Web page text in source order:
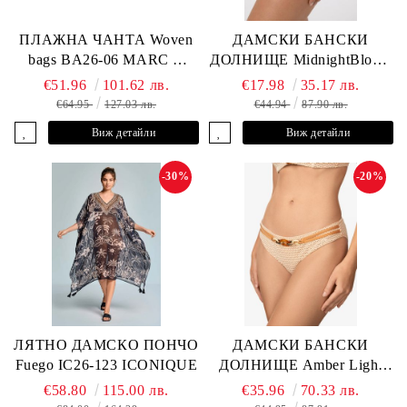
ПЛАЖНА ЧАНТА Woven
bags BA26-06 MARC &
ANDRE
€51.96 101.62 лв.
€64.95 127.03 лв.
Виж детайли
ДАМСКИ БАНСКИ
ДОЛНИЩЕ MidnightBloom
L2505-Z-MCR MARC &
ANDRE
€17.98 35.17 лв.
€44.94 87.90 лв.
Виж детайли
ЛЯТНО ДАМСКО ПОНЧО
Fuego IC26-123 ICONIQUE
-30%
€58.80 115.00 лв.
ДАМСКИ БАНСКИ
ДОЛНИЩЕ Amber Light
L2605-Z-MCB MARC &
-20%
€35.96 70.33 лв.